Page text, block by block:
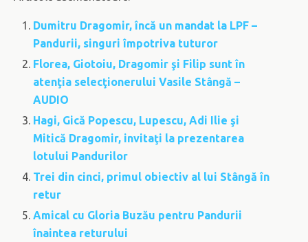
Dumitru Dragomir, încă un mandat la LPF –
Pandurii, singuri împotriva tuturor
Florea, Giotoiu, Dragomir şi Filip sunt în
atenţia selecţionerului Vasile Stângă –
AUDIO
Hagi, Gică Popescu, Lupescu, Adi Ilie şi
Mitică Dragomir, invitaţi la prezentarea
lotului Pandurilor
Trei din cinci, primul obiectiv al lui Stângă în
retur
Amical cu Gloria Buzău pentru Pandurii
înaintea returului